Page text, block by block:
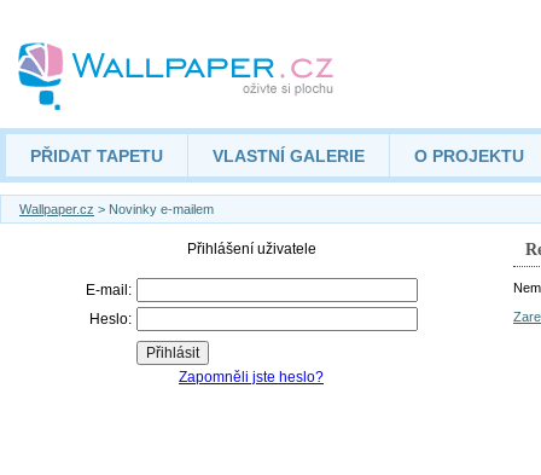
PŘIDAT TAPETU VLASTNÍ GALERIE O PROJEKTU
Wallpaper.cz > Novinky e-mailem